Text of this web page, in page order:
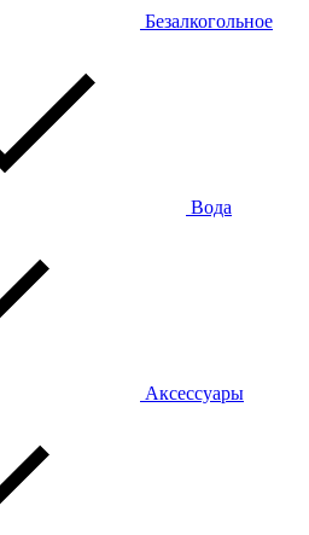
Безалкогольное
Вода
Аксессуары